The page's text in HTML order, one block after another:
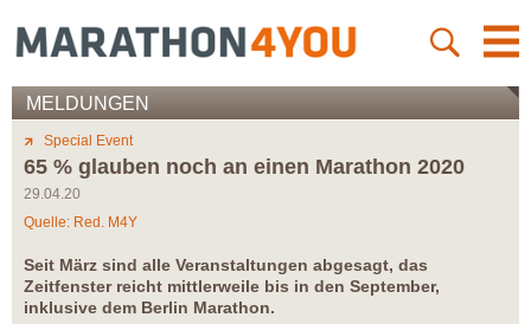
MELDUNGEN
Special Event
65 % glauben noch an einen Marathon 2020
29.04.20
Quelle: Red. M4Y
Seit März sind alle Veranstaltungen abgesagt, das
Zeitfenster reicht mittlerweile bis in den September,
inklusive dem Berlin Marathon.